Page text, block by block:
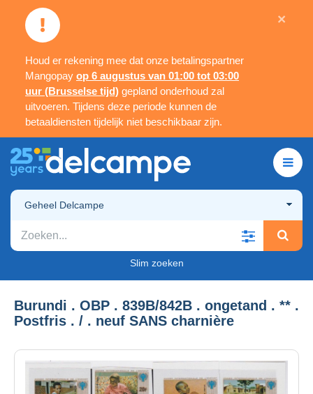
Houd er rekening mee dat onze betalingspartner
Mangopay op 6 augustus van 01:00 tot 03:00
uur (Brusselse tijd) gepland onderhoud zal
uitvoeren. Tijdens deze periode kunnen de
betaaldiensten tijdelijk niet beschikbaar zijn.
×
Geheel Delcampe
Slim zoeken
Burundi . OBP . 839B/842B . ongetand . ** .
Postfris . / . neuf SANS charnière